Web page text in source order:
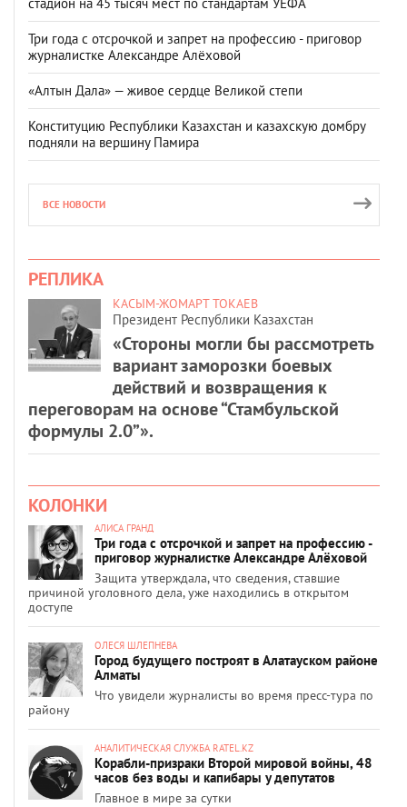
Три года с отсрочкой и запрет на профессию - приговор
журналистке Александре Алёховой
«Алтын Дала» — живое сердце Великой степи
Конституцию Республики Казахстан и казахскую домбру
подняли на вершину Памира
ВСЕ НОВОСТИ
РЕПЛИКА
КАСЫМ-ЖОМАРТ ТОКАЕВ
Президент Республики Казахстан
«Стороны могли бы рассмотреть
вариант заморозки боевых
действий и возвращения к
переговорам на основе “Стамбульской
формулы 2.0”».
КОЛОНКИ
АЛИСА ГРАНД
Три года с отсрочкой и запрет на профессию -
приговор журналистке Александре Алёховой
Защита утверждала, что сведения, ставшие
причиной уголовного дела, уже находились в открытом
доступе
ОЛЕСЯ ШЛЕПНЕВА
Город будущего построят в Алатауском районе
Алматы
Что увидели журналисты во время пресс-тура по
району
АНАЛИТИЧЕСКАЯ СЛУЖБА RATEL.KZ
Корабли-призраки Второй мировой войны, 48
часов без воды и капибары у депутатов
Главное в мире за сутки